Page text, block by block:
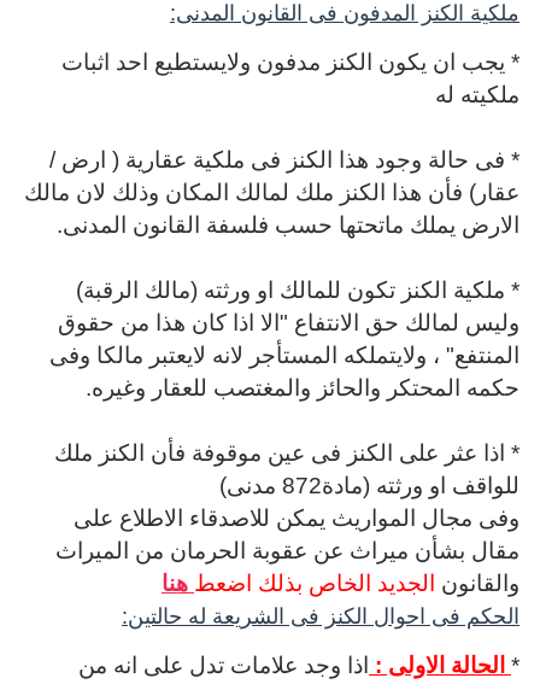
ملكية الكنز المدفون فى القانون المدنى:
* يجب ان يكون الكنز مدفون ولايستطيع احد اثبات
ملكيته له
* فى حالة وجود هذا الكنز فى ملكية عقارية ( ارض /
عقار) فأن هذا الكنز ملك لمالك المكان وذلك لان مالك
الارض يملك ماتحتها حسب فلسفة القانون المدنى.
* ملكية الكنز تكون للمالك او ورثته (مالك الرقبة)
وليس لمالك حق الانتفاع "الا اذا كان هذا من حقوق
المنتفع" ، ولايتملكه المستأجر لانه لايعتبر مالكا وفى
حكمه المحتكر والحائز والمغتصب للعقار وغيره.
* اذا عثر على الكنز فى عين موقوفة فأن الكنز ملك
للواقف او ورثته (مادة872 مدنى)
وفى مجال المواريث يمكن للاصدقاء الاطلاع على
مقال بشأن ميراث عن عقوبة الحرمان من الميراث
والقانون
الجديد الخاص بذلك اضعط هنا
الحكم فى احوال الكنز فى الشريعة له حالتين:
*الحالة الاولى : اذا وجد علامات تدل على انه من